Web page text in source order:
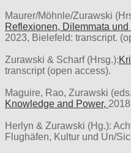
Maurer/Möhnle/Zurawski
Reflexionen, Dilemmata
2023, Bielefeld: transcript.
Zurawski & Scharf (Hrsg.):
transcript (open access).
Maguire, Rao, Zurawski
Knowledge and Power,
Herlyn & Zurawski (Hg.):
Flughäfen, Kultur und Un/